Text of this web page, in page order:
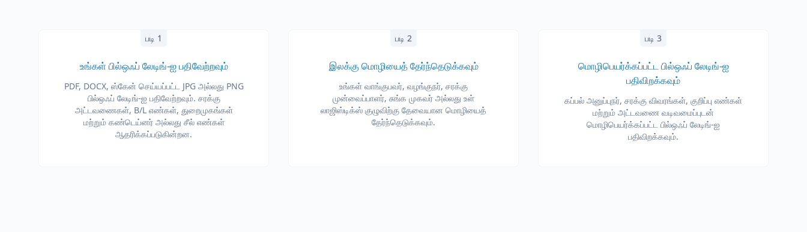
படி 1
உங்கள் பில்ஒஃப் லேடிங்-ஐ பதிவேற்றவும்
PDF, DOCX, ஸ்கேன் செய்யப்பட்ட JPG அல்லது PNG
பில்ஒஃப் லேடிங்-ஐ பதிவேற்றவும். சரக்கு
அட்டவணைகள், B/L எண்கள், துறைமுகங்கள்
மற்றும் கண்டெய்னர் அல்லது சீல் எண்கள்
ஆதரிக்கப்படுகின்றன.
படி 2
இலக்கு மொழியைத் தேர்ந்தெடுக்கவும்
உங்கள் வாங்குபவர், வழங்குநர், சரக்கு
முன்வைப்பாளர், சுங்க முகவர் அல்லது உள்
லாஜிஸ்டிக்ஸ் குழுவிற்கு தேவையான மொழியைத்
தேர்ந்தெடுக்கவும்.
படி 3
மொழிபெயர்க்கப்பட்ட பில்ஒஃப் லேடிங்-ஐ
பதிவிறக்கவும்
கப்பல் அனுப்புநர், சரக்கு விவரங்கள், குறிப்பு எண்கள்
மற்றும் அட்டவணை வடிவமைப்புடன்
மொழிபெயர்க்கப்பட்ட பில்ஒஃப் லேடிங்-ஐ
பதிவிறக்கவும்.